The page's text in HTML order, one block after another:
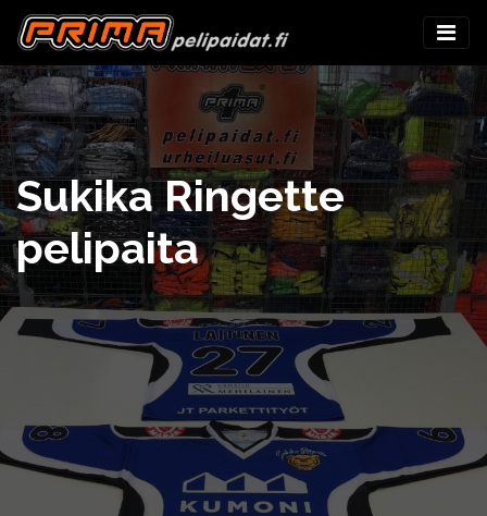
Sukika Ringette
pelipaita